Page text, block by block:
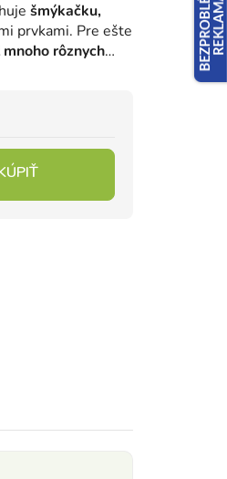
šmýkačku,
prvkami. Pre ešte
rôznych